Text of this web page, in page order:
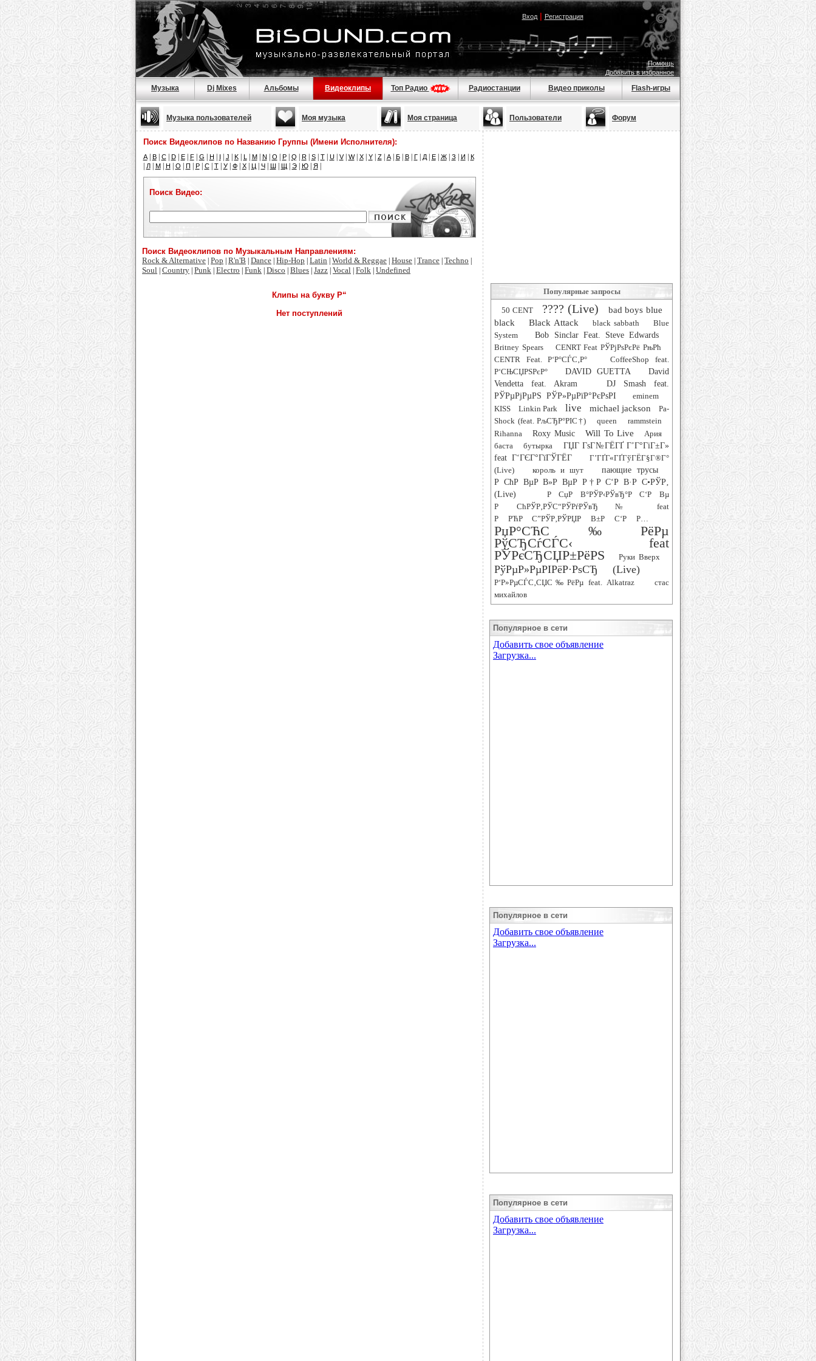
Вход| Регистрация
Помощь
Добавить в избранное
Музыка Dj Mixes Альбомы Видеоклипы Топ Радио Радиостанции Видео приколы Flash-игры
Музыка пользователей Моя музыка Моя страница Пользователи Форум
Поиск Видеоклипов по Названию Группы (Имени Исполнителя):
A| B| C| D| E| F| G H I J K| L | M| N O P| Q R| S| T| U| V| W| X| Y| Z| А| Б| В| Г| Д| Е| Ж| З И К
Л| М| Н О П Р| С| Т| У| Ф| Х| Ц| Ч| Ш| Щ| Э| Ю| Я
Поиск Видео:
Поиск Видеоклипов по Музыкальным Направлениям:
Rock & Alternative Pop R'n'B Dance Hip-Hop Latin World & Reggae House Trance Techno
Soul Country Punk Electro Funk Disco Blues Jazz Vocal Folk Undefined
Клипы на букву Р“
Нет поступлений
Популярные запросы
50 CENT ???? (Live)
bad boys blue
black
Black Attack black sabbath
Blue
System
Bob Sinclar Feat. Steve Edwards
Britney Spears
CENRT Feat РЎРјРѕРєРё РњРћ
CENTR Feat. Р‘Р°СЃС‚Р°
CoffeeShop feat.
Р‘СЊСЏРЅРєР°
DAVID GUETTA
David
Vendetta feat. Akram
DJ Smash feat.
РЎРµРјРµРЅ РЎР»РµРїР°РєРѕРІ
eminem
KISS
Linkin Park live michael jackson
Pa-
Shock (feat. РљСЂР°РІС†)
queen
rammstein
Rihanna
Roxy Music Will To Live
Ария
баста
бутырка
ГЏГ ГѕГ№ГЁГҐ Г’Г°ГіГ±Г»
feat Г‘ГЄГ°ГїГЎГЁГ­
Г’ГҐГ«ГҐГўГЁГ§Г®Г°
(Live)
король и шут
пающие трусы
Р СћР ВµР В»Р ВµР Р†Р С‘Р В·Р С•РЎР‚
(Live)
Р СџР В°РЎР‹РЎвЂ°Р С‘Р Вµ
Р СћРЎР‚РЎС“РЎРѓРЎвЂ№ feat
Р РЋР С”РЎР‚РЎРЏР В±Р С‘Р Р…
РџР°СЋС‰РёРµ
РўСЂСѓСЃС‹ feat
РЎРєСЂСЏР±РёРЅ
Руки Вверх
РўРµР»РµРІРёР·РѕСЂ (Live)
Р‘Р»РµСЃС‚СЏС‰РёРµ feat. Alkatraz
стас
михайлов
Популярное в сети
Популярное в сети
Популярное в сети